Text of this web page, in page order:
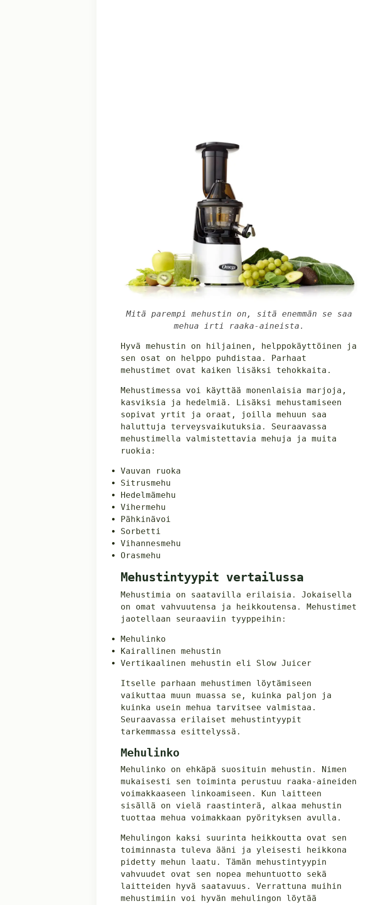
Mitä parempi mehustin on, sitä enemmän se saa
mehua irti raaka-aineista.
Hyvä mehustin on hiljainen, helppokäyttöinen ja
sen osat on helppo puhdistaa. Parhaat
mehustimet ovat kaiken lisäksi tehokkaita.
Mehustimessa voi käyttää monenlaisia marjoja,
kasviksia ja hedelmiä. Lisäksi mehustamiseen
sopivat yrtit ja oraat, joilla mehuun saa
haluttuja terveysvaikutuksia. Seuraavassa
mehustimella valmistettavia mehuja ja muita
ruokia:
Vauvan ruoka
Sitrusmehu
Hedelmämehu
Vihermehu
Pähkinävoi
Sorbetti
Vihannesmehu
Orasmehu
Mehustintyypit vertailussa
Mehustimia on saatavilla erilaisia. Jokaisella
on omat vahvuutensa ja heikkoutensa. Mehustimet
jaotellaan seuraaviin tyyppeihin:
Mehulinko
Kairallinen mehustin
Vertikaalinen mehustin eli Slow Juicer
Itselle parhaan mehustimen löytämiseen
vaikuttaa muun muassa se, kuinka paljon ja
kuinka usein mehua tarvitsee valmistaa.
Seuraavassa erilaiset mehustintyypit
tarkemmassa esittelyssä.
Mehulinko
Mehulinko on ehkäpä suosituin mehustin. Nimen
mukaisesti sen toiminta perustuu raaka-aineiden
voimakkaaseen linkoamiseen. Kun laitteen
sisällä on vielä raastinterä, alkaa mehustin
tuottaa mehua voimakkaan pyörityksen avulla.
Mehulingon kaksi suurinta heikkoutta ovat sen
toiminnasta tuleva ääni ja yleisesti heikkona
pidetty mehun laatu. Tämän mehustintyypin
vahvuudet ovat sen nopea mehuntuotto sekä
laitteiden hyvä saatavuus. Verrattuna muihin
mehustimiin voi hyvän mehulingon löytää